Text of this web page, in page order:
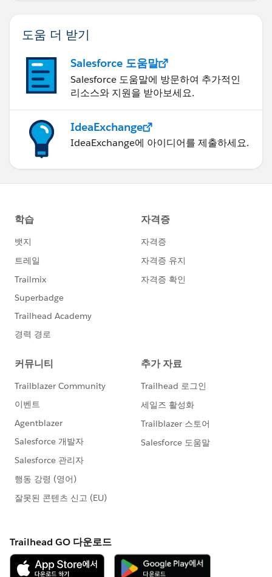
도움 더 받기
Salesforce 도움말
Salesforce 도움말에 방문하여 추가적인
리소스와 지원을 받아보세요.
IdeaExchange
IdeaExchange에 아이디어를 제출하세요.